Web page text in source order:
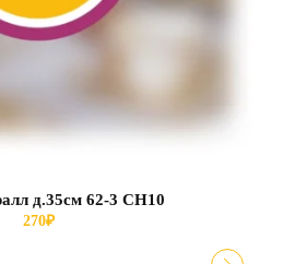
д.35см 62-3 СН10
270₽